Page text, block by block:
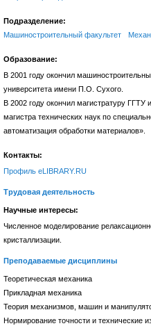
Подразделение:
Машиностроительный факультет
Образование:
В 2001 году окончил
университета имени П.О. Сухого.
В 2002 году окончил магистратуру
магистра технических наук по
автоматизация обработки материалов».
Контакты:
Профиль eLIBRARY.RU
Трудовая деятельность
Научные интересы:
Численное моделирование
кристаллизации.
Преподаваемые дисциплины
Теоретическая механика
Прикладная механика
Теория механизмов, машин и
Нормирование точности и технические